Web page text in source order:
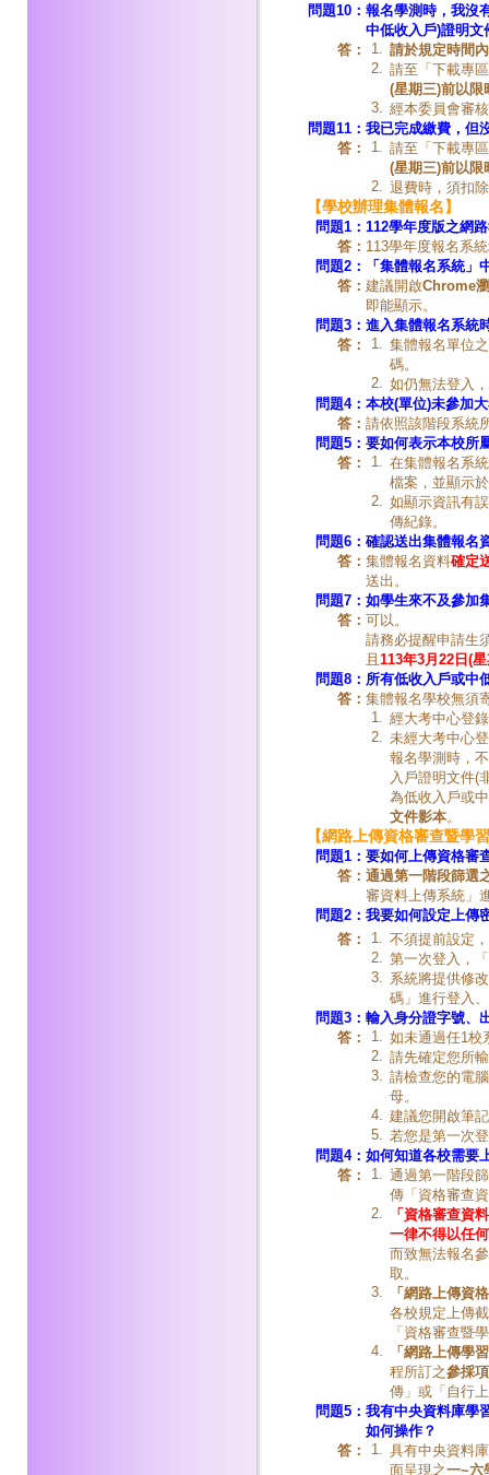
問題10： 報名學測時，我沒
中低收入戶)證明文
答：
1.
請於規定時間
2.
請至「下載專
(星期三)前以限
3.
經本委員會審
問題11： 我已完成繳費，但
答：
1.
請至「下載專
(星期三)前以限
2.
退費時，須扣
【學校辦理集體報名】
問題1： 112學年度版之網
答： 113學年度報名系
問題2：
「集體報名系統」
答： 建議開啟Chrome
即能顯示。
問題3： 進入集體報名系統
答：
1. 集體報名單位之
碼。
2.
如仍無法登入
問題4： 本校(單位)未參加
答： 請依照該階段系統
問題5： 要如何表示本校所
答：
1.
在集體報名系
檔案，並顯示
2.
如顯示資訊有
傳紀錄。
問題6： 確認送出集體報名
答： 集體報名資料確定
送出。
問題7： 如學生來不及參加
答： 可以。
請務必提醒申請生
且 113年3月22日(
問題8： 所有低收入戶或中
答： 集體報名學校無須
1.
經大考中心登
2.
未經大考中心
報名學測時，
入戶證明文件(
為低收入戶或
文件影本。
【網路上傳資格審查暨學
問題1： 要如何上傳資格審
答： 通過第一階段篩選
審資料上傳系統」
問題2： 我要如何設定上傳
答：
1.
不須提前設定
2.
第一次登入，
3.
系統將提供修
碼」進行登入
問題3： 輸入身分證字號、
答：
1.
如未通過任1校
2.
請先確定您所
3.
請檢查您的電
母。
4.
建議您開啟筆
5.
若您是第一次
問題4： 如何知道各校需要
答：
1.
通過第一階段
傳「資格審查
2.
「資格審查資
一律不得以任
而致無法報名
取。
3.
「網路上傳資
各校規定上傳
「資格審查暨
4.
「網路上傳學
程所訂之參採
傳」或「自行
問題5： 我有中央資料庫學
如何操作？
答：
1.
具有中央資料
面呈現之一~六